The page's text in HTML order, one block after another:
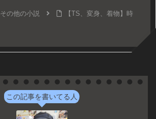
その他の小説
【TS、変身、着物】時
この記事を書いてる人